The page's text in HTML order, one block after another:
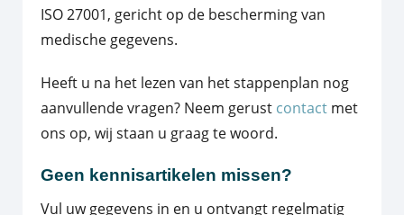
ISO 27001, gericht op de bescherming van
medische gegevens.
Heeft u na het lezen van het stappenplan nog
aanvullende vragen? Neem gerust contact met
ons op, wij staan u graag te woord.
Geen kennisartikelen missen?
Vul uw gegevens in en u ontvangt regelmatig